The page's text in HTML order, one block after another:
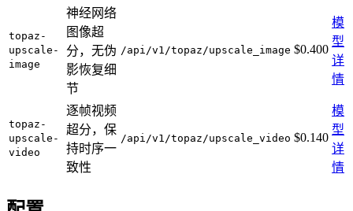
topaz-
upscale-
image
神经网络
图像超
分，无伪
影恢复细
节
/api/v1/topaz/upscale_image $0.400
模
型
详
情
topaz-
upscale-
video
逐帧视频
超分，保
持时序一
致性
/api/v1/topaz/upscale_video $0.140
模
型
详
情